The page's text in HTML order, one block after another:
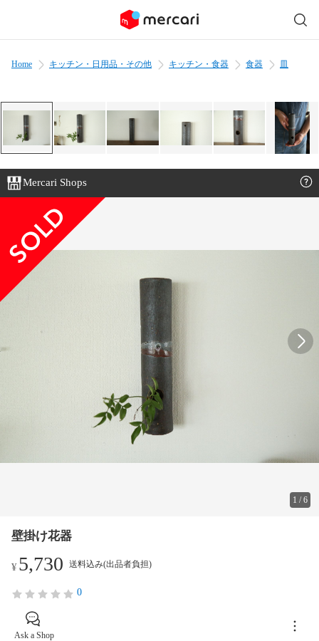
Home キッチン・日用品・その他 キッチン・食器 食器 皿
Mercari Shops
1 /6
壁掛け花器
¥5,730 送料込み(出品者負担)
0
Ask a Shop